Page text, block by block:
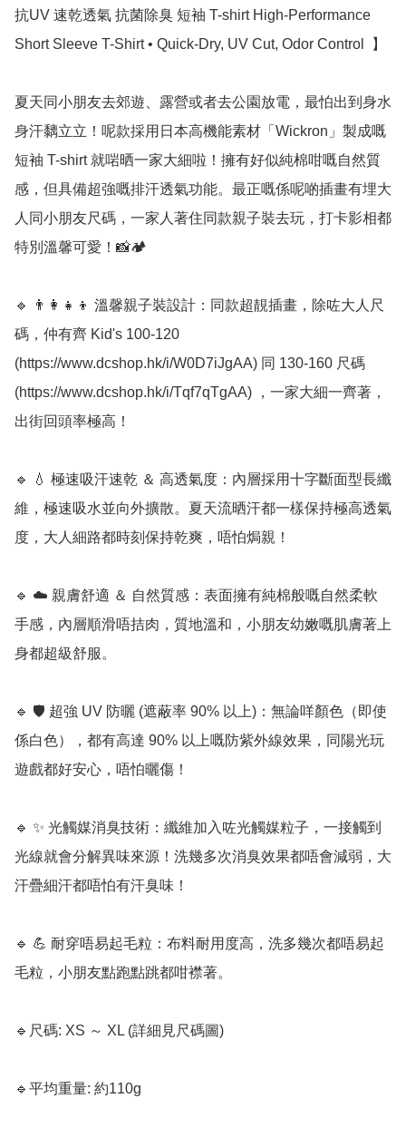
抗UV 速乾透氣 抗菌除臭 短袖 T-shirt High-Performance
Short Sleeve T-Shirt • Quick-Dry, UV Cut, Odor Control  】
夏天同小朋友去郊遊、露營或者去公園放電，最怕出到身水
身汗黐立立！呢款採用日本高機能素材「Wickron」製成嘅
短袖 T-shirt 就啱晒一家大細啦！擁有好似純棉咁嘅自然質
感，但具備超強嘅排汗透氣功能。最正嘅係呢啲插畫有埋大
人同小朋友尺碼，一家人著住同款親子裝去玩，打卡影相都
特別溫馨可愛！📸🏕️
🔹 👨‍👩‍👧‍👦 溫馨親子裝設計：同款超靚插畫，除咗大人尺
碼，仲有齊 Kid's 100-120
(https://www.dcshop.hk/i/W0D7iJgAA) 同 130-160 尺碼
(https://www.dcshop.hk/i/Tqf7qTgAA) ，一家大細一齊著，
出街回頭率極高！
🔹 💧 極速吸汗速乾 ＆ 高透氣度：內層採用十字斷面型長纖
維，極速吸水並向外擴散。夏天流晒汗都一樣保持極高透氣
度，大人細路都時刻保持乾爽，唔怕焗親！
🔹 ☁️ 親膚舒適 ＆ 自然質感：表面擁有純棉般嘅自然柔軟
手感，內層順滑唔拮肉，質地溫和，小朋友幼嫩嘅肌膚著上
身都超級舒服。
🔹 🛡️ 超強 UV 防曬 (遮蔽率 90% 以上)：無論咩顏色（即使
係白色），都有高達 90% 以上嘅防紫外線效果，同陽光玩
遊戲都好安心，唔怕曬傷！
🔹 ✨ 光觸媒消臭技術：纖維加入咗光觸媒粒子，一接觸到
光線就會分解異味來源！洗幾多次消臭效果都唔會減弱，大
汗疊細汗都唔怕有汗臭味！
🔹 💪 耐穿唔易起毛粒：布料耐用度高，洗多幾次都唔易起
毛粒，小朋友點跑點跳都咁襟著。
🔹尺碼: XS ～ XL (詳細見尺碼圖)
🔹平均重量: 約110g